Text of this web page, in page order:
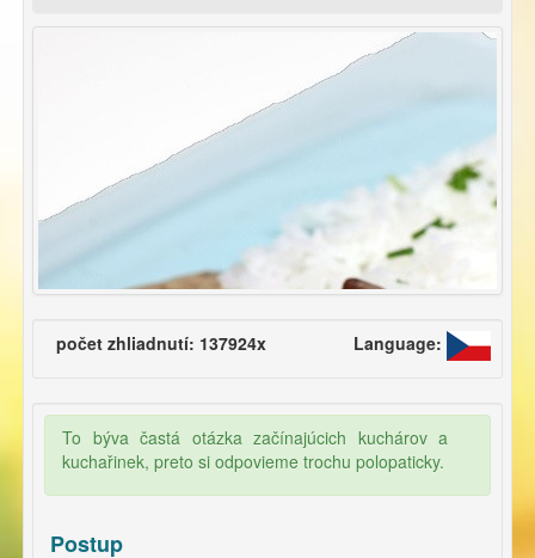
počet zhliadnutí: 137924x Language:
To býva častá otázka začínajúcich kuchárov a
kuchařinek, preto si odpovieme trochu polopaticky.
Postup